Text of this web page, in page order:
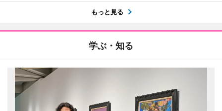
もっと見る
学ぶ・知る